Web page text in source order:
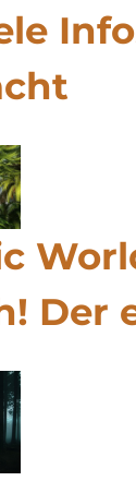
Der